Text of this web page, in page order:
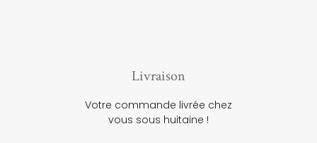
Livraison
Votre commande livrée chez
vous sous huitaine !